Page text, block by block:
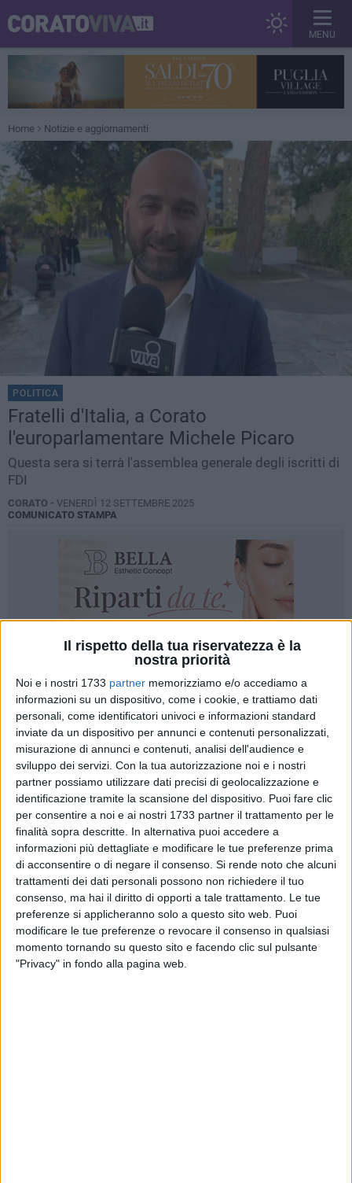
Il rispetto della tua riservatezza è la
nostra priorità
Noi e i nostri 1733 partner memorizziamo e/o accediamo a
informazioni su un dispositivo, come i cookie, e trattiamo dati
personali, come identificatori univoci e informazioni standard
inviate da un dispositivo per annunci e contenuti personalizzati,
misurazione di annunci e contenuti, analisi dell'audience e
sviluppo dei servizi. Con la tua autorizzazione noi e i nostri
partner possiamo utilizzare dati precisi di geolocalizzazione e
identificazione tramite la scansione del dispositivo. Puoi fare clic
per consentire a noi e ai nostri 1733 partner il trattamento per le
finalità sopra descritte. In alternativa puoi accedere a
informazioni più dettagliate e modificare le tue preferenze prima
di acconsentire o di negare il consenso. Si rende noto che alcuni
trattamenti dei dati personali possono non richiedere il tuo
consenso, ma hai il diritto di opporti a tale trattamento. Le tue
preferenze si applicheranno solo a questo sito web. Puoi
modificare le tue preferenze o revocare il consenso in qualsiasi
momento tornando su questo sito e facendo clic sul pulsante
"Privacy" in fondo alla pagina web.
MENU
Home Notizie e aggiornamenti
POLITICA
Fratelli d'Italia, a Corato
l'europarlamentare Michele Picaro
Questa sera si terrà l'assemblea generale degli iscritti di
FDI
CORATO - VENERDÌ 12 SETTEMBRE 2025
COMUNICATO STAMPA
29
Il circolo territorialeFratelli d'Italia di Coratoha organizzato
nella sua sede in via M.R. Imbriani 44 l'assemblea generale
degli iscritti. L'incontro è previsto per questa sera, venerdì 12
settembre, alle ore 19.
Per l'occasione interverrà il coordinatore provinciale, ossia
l'europarlamentareMichele Picaro, il quale illustrerà le
azioni poste in essere e future del partito, in vista dei